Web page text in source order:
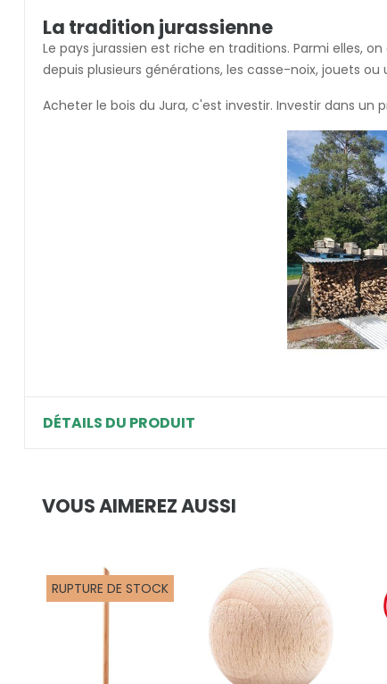
La tradition jurassienne
Le pays jurassien est riche en traditions. Parmi elles,
depuis plusieurs générations, les casse-noix, jouets
Acheter le bois du Jura, c'est investir. Investir dans
DÉTAILS DU PRODUIT
VOUS AIMEREZ AUSSI
RUPTURE DE STOCK